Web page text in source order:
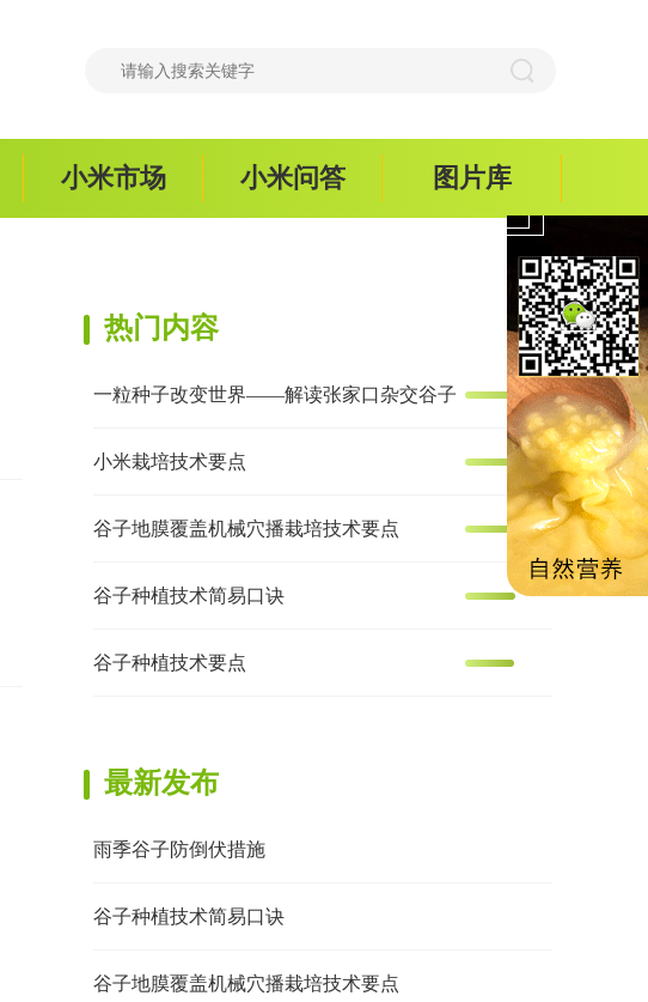
小米市场 小米问答 图片库
热门内容
一粒种子改变世界——解读张家口杂交谷子
小米栽培技术要点
谷子地膜覆盖机械穴播栽培技术要点
谷子种植技术简易口诀
谷子种植技术要点
最新发布
雨季谷子防倒伏措施
谷子种植技术简易口诀
谷子地膜覆盖机械穴播栽培技术要点